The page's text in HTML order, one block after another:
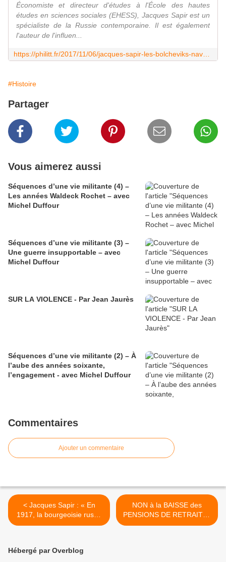
Économiste et directeur d'études à l'École des hautes
études en sciences sociales (EHESS), Jacques Sapir est un
spécialiste de la Russie contemporaine. Il est également
l'auteur de l'influen...
#Histoire
Partager
Vous aimerez aussi
Séquences d’une vie militante (4) –
Les années Waldeck Rochet – avec
Michel Duffour
Séquences d’une vie militante (3) –
Une guerre insupportable – avec
Michel Duffour
SUR LA VIOLENCE - Par Jean Jaurès
Séquences d’une vie militante (2) – À
l’aube des années soixante,
l’engagement - avec Michel Duffour
Commentaires
Ajouter un commentaire
< Jacques Sapir : « En
1917, la bourgeoisie russe
est faible et incapable de
NON à la BAISSE des
PENSIONS DE RETRAITE !
Actifs- Retraités
Hébergé par Overblog